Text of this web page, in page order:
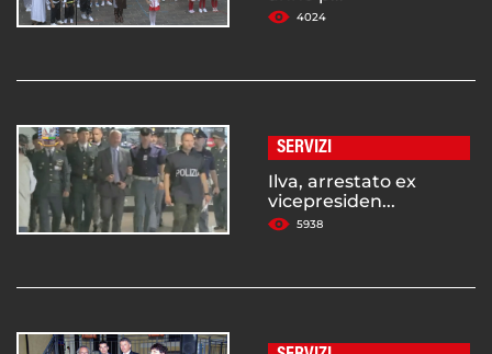
4024
SERVIZI
Ilva, arrestato ex
vicepresiden...
5938